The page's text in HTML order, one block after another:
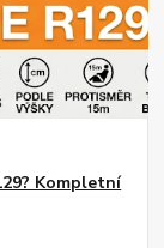
Kompletní